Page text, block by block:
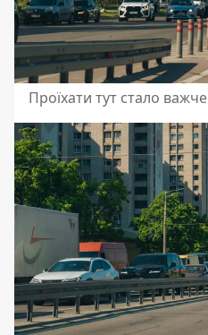
Проїхати тут стало важче